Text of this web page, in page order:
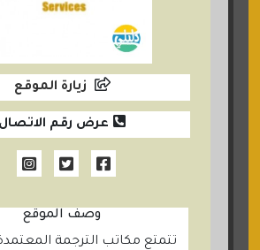
زيارة الموقع
عرض رقم الاتصال
وصف الموقع
تتمتع مكاتب الترجمة